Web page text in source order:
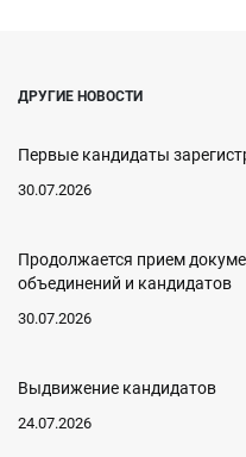
ДРУГИЕ НОВОСТИ
Первые кандидаты
30.07.2026
Продолжается прием
объединений и кандидатов
30.07.2026
Выдвижение кандидатов
24.07.2026